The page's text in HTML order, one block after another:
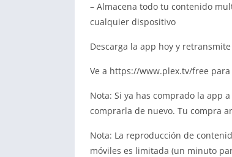
– Almacena todo tu contenido
cualquier dispositivo
Descarga la app hoy y
Ve a https://www.plex.tv/free
Nota: Si ya has comprado la app
comprarla de nuevo. Tu compra
Nota: La reproducción de
móviles es limitada (un minuto